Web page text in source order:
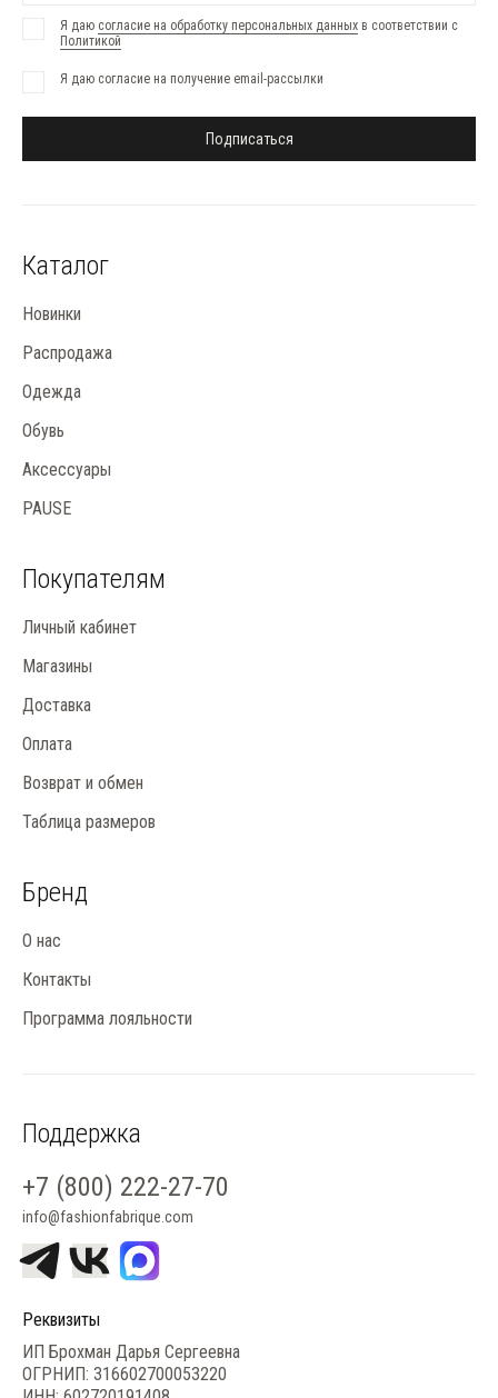
Каталог
Новинки
Распродажа
Одежда
Обувь
Аксессуары
PAUSE
Покупателям
Личный кабинет
Магазины
Доставка
Оплата
Возврат и обмен
Таблица размеров
Бренд
О нас
Контакты
Программа лояльности
Я даю согласие на обработку персональных данных в соответствии с
Политикой
Я даю согласие на получение email-рассылки
Подписаться
Поддержка
+7 (800) 222-27-70
info@fashionfabrique.com
Реквизиты
ИП Брохман Дарья Сергеевна
ОГРНИП: 316602700053220